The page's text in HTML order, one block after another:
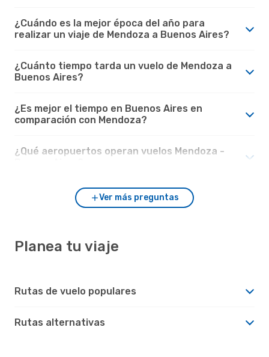
¿Cuándo es la mejor época del año para
realizar un viaje de Mendoza a Buenos Aires?
¿Cuánto tiempo tarda un vuelo de Mendoza a
Buenos Aires?
¿Es mejor el tiempo en Buenos Aires en
comparación con Mendoza?
¿Qué aeropuertos operan vuelos Mendoza -
Ver más preguntas
Planea tu viaje
Rutas de vuelo populares
Rutas alternativas